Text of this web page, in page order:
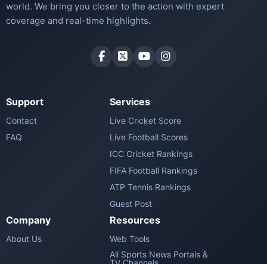
world. We bring you closer to the action with expert
coverage and real-time highlights.
Support
Contact
FAQ
Services
Live Cricket Score
Live Football Scores
ICC Cricket Rankings
FIFA Football Rankings
ATP Tennis Rankings
Guest Post
Company
About Us
Resources
Web Tools
All Sports News Portals &